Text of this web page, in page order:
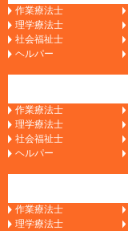
作業療法士
理学療法士
社会福祉士
ヘルパー
作業療法士
理学療法士
社会福祉士
ヘルパー
作業療法士
理学療法士